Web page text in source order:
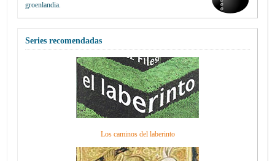
groenlandia.
Series recomendadas
Los caminos del laberinto